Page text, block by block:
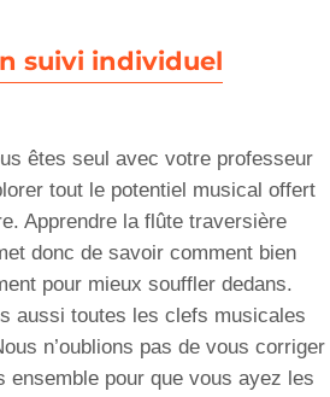
suivi individuel
êtes seul avec votre professeur
tout le potentiel musical offert
Apprendre la flûte traversière
donc de savoir comment bien
pour mieux souffler dedans.
aussi toutes les clefs musicales
n’oublions pas de vous corriger
ensemble pour que vous ayez les